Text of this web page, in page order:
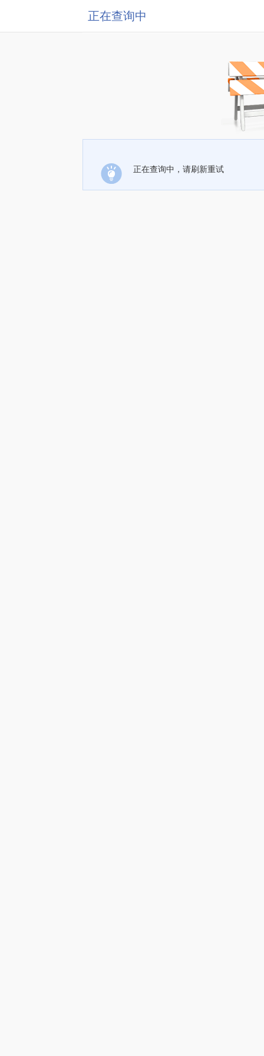
正在查询中
正在查询中，请刷新重试